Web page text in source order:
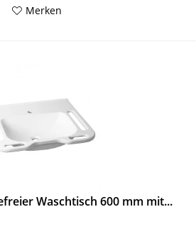
Merken
Waschtisch 600 mm mit...